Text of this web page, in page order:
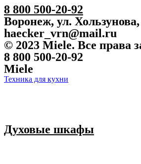
8 800 500-20-92
Воронеж, ул. Хользунова,
haecker_vrn@mail.ru
© 2023 Miele. Все права
8 800 500-20-92
Miele
Техника для кухни
Духовые шкафы